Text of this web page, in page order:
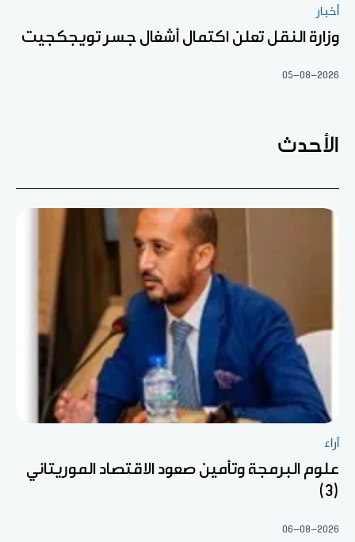
أخبار
وزارة النقل تعلن اكتمال أشغال جسر تويجكجيت
05-08-2026
الأحدث
آراء
علوم البرمجة وتأمين صعود الاقتصاد الموريتاني
(3)
06-08-2026